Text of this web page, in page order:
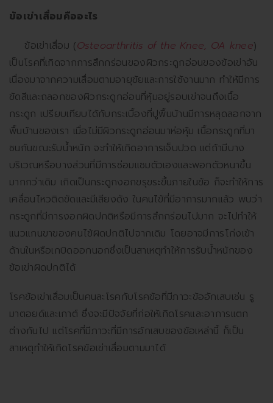
ข้อเข่าเสื่อมคืออะไร
ข้อเข่าเสื่อม (Osteoarthritis of the Knee, OA knee)
เป็นโรคที่เกิดจากการสึกกร่อนของผิวกระดูกอ่อนของข้อเข่าอัน
เนื่องมาจากความเสื่อมตามอายุขัยและการใช้งานมาก ทำให้มีการ
ขัดสีและถลอกของผิวกระดูกอ่อนที่หุ้มอยู่รอบเข่าจนถึงเนื้อ
กระดูก เปรียบเทียบได้กับกระเบื้องที่ปูพื้นบ้านมีการหลุดลอกจาก
พื้นบ้านของเรา เมื่อไม่มีผิวกระดูกอ่อนมาห่อหุ้ม เนื้อกระดูกที่มา
ชนกันขณะรับน้ำหนัก จะทำให้เกิดอาการเจ็บปวด แต่ถ้ามีบาง
บริเวณหรือบางส่วนที่มีการซ่อมแซมตัวเองและพอกตัวหนาขึ้น
มากกว่าเดิม เกิดเป็นกระดูกงอกขรุขระขึ้นภายในข้อ ก็จะทำให้การ
เคลื่อนไหวติดขัดและมีเสียงดัง ในคนไข้ที่มีอาการมากแล้ว พบว่า
กระดูกที่มีการงอกผิดปกติหรือมีการสึกกร่อนไปมาก จะไปทำให้
แนวแกนขาของคนไข้ผิดปกติไปจากเดิม โดยอาจมีการโก่งเข้า
ด้านในหรือเกบิดออกนอกซึ่งเป็นสาเหตุทำให้การรับน้ำหนักของ
ข้อเข่าผิดปกติได้
โรคข้อเข่าเสื่อมเป็นคนละโรคกับโรคข้อที่มีภาวะข้ออักเสบเช่น รู
มาตอยด์และเกาต์ ซึ่งจะมีปัจจัยที่ก่อให้เกิดโรคและอาการแตก
ต่างกันไป แต่โรคที่มีภาวะที่มีการอักเสบของข้อเหล่านี้ ก็เป็น
สาเหตุทำให้เกิดโรคข้อเข่าเสื่อมตามมาได้